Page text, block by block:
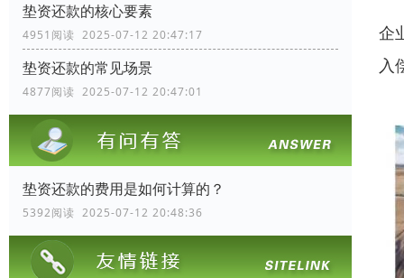
垫资还款的核心要素
4951阅读 2025-07-12 20:47:17
垫资还款的常见场景
4877阅读 2025-07-12 20:47:01
垫资还款的费用是如何计算的？
5392阅读 2025-07-12 20:48:36
企
入